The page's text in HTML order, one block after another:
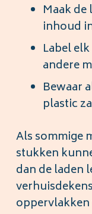
Maak de
inhoud
Label
andere
Bewaar
plastic
Als sommige
stukken
dan de laden
oppervlakken